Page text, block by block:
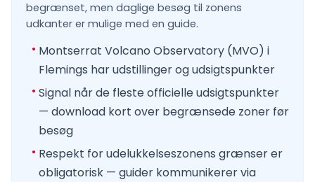
begrænset, men daglige besøg til zonens
udkanter er mulige med en guide.
Montserrat Volcano Observatory (MVO) i
Flemings har udstillinger og udsigtspunkter
Signal når de fleste officielle udsigtspunkter
— download kort over begrænsede zoner før
besøg
Respekt for udelukkelseszonens grænser er
obligatorisk — guider kommunikerer via